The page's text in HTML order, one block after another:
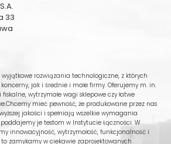
33
wyjątkowe rozwiązania technologiczne, z których
jak i średnie i małe firmy. Oferujemy m. in.
wytrzymałe wagi sklepowe czy łatwe
mieć pewność, że produkowane przez nas
jakości i spełniają wszelkie wymagania
je testom w Instytucie Łączności. W
innowacyjność, wytrzymałość, funkcjonalność i
to zamykamy w ciekawie zaprojektowanych